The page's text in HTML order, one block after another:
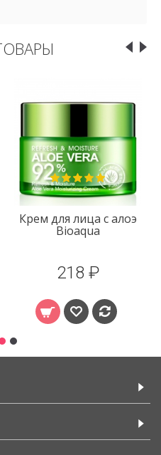
Крем для лица с алоэ
Bioaqua
218 ₽